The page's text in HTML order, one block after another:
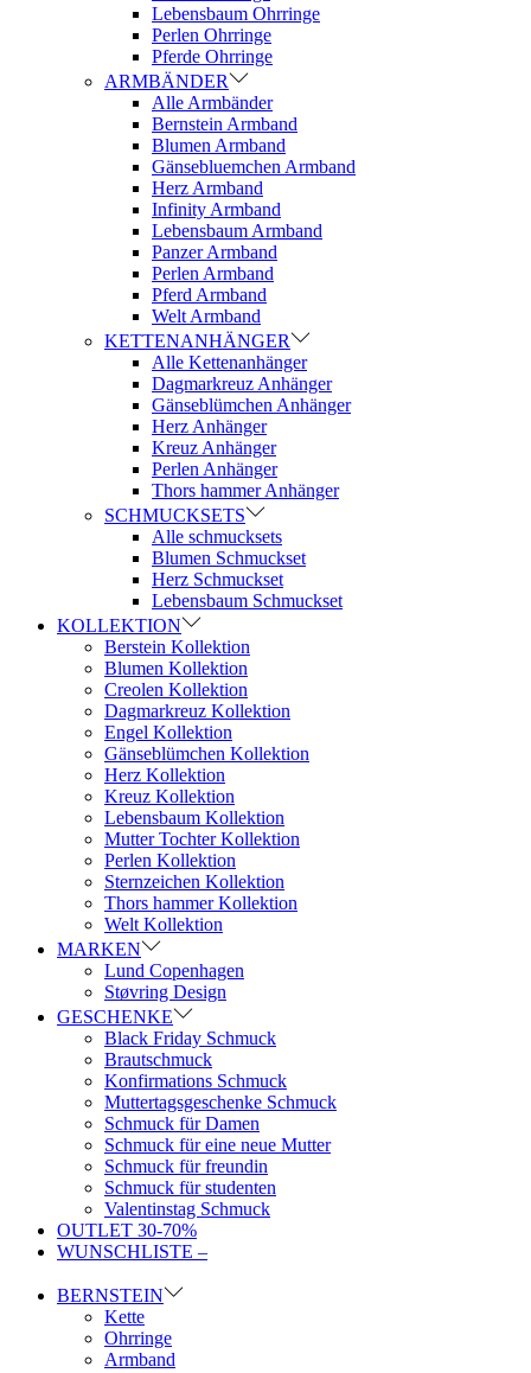
Lebensbaum Ohrringe
Perlen Ohrringe
Pferde Ohrringe
ARMBÄNDER
Alle Armbänder
Bernstein Armband
Blumen Armband
Gänsebluemchen Armband
Herz Armband
Infinity Armband
Lebensbaum Armband
Panzer Armband
Perlen Armband
Pferd Armband
Welt Armband
KETTENANHÄNGER
Alle Kettenanhänger
Dagmarkreuz Anhänger
Gänseblümchen Anhänger
Herz Anhänger
Kreuz Anhänger
Perlen Anhänger
Thors hammer Anhänger
SCHMUCKSETS
Alle schmucksets
Blumen Schmuckset
Herz Schmuckset
Lebensbaum Schmuckset
KOLLEKTION
Berstein Kollektion
Blumen Kollektion
Creolen Kollektion
Dagmarkreuz Kollektion
Engel Kollektion
Gänseblümchen Kollektion
Herz Kollektion
Kreuz Kollektion
Lebensbaum Kollektion
Mutter Tochter Kollektion
Perlen Kollektion
Sternzeichen Kollektion
Thors hammer Kollektion
Welt Kollektion
MARKEN
Lund Copenhagen
Støvring Design
GESCHENKE
Black Friday Schmuck
Brautschmuck
Konfirmations Schmuck
Muttertagsgeschenke Schmuck
Schmuck für Damen
Schmuck für eine neue Mutter
Schmuck für freundin
Schmuck für studenten
Valentinstag Schmuck
OUTLET 30-70%
WUNSCHLISTE –
BERNSTEIN
Kette
Ohrringe
Armband